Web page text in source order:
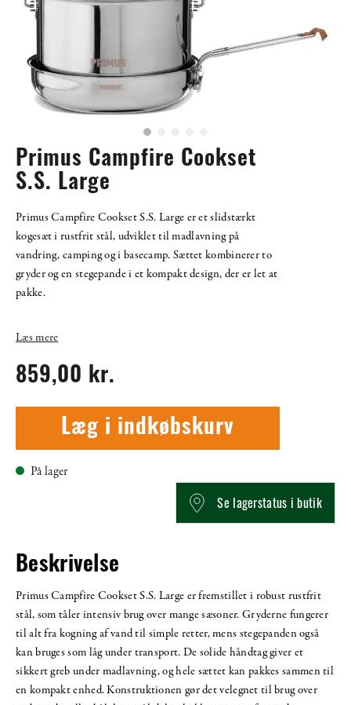
Primus Campfire Cookset
S.S. Large
Primus Campfire Cookset S.S. Large er et slidstærkt
kogesæt i rustfrit stål, udviklet til madlavning på
vandring, camping og i basecamp. Sættet kombinerer to
gryder og en stegepande i et kompakt design, der er let at
pakke.
Læs mere
859,00 kr.
Læg i indkøbskurv
På lager
Se lagerstatus i butik
Beskrivelse
Primus Campfire Cookset S.S. Large er fremstillet i robust rustfrit
stål, som tåler intensiv brug over mange sæsoner. Gryderne fungerer
til alt fra kogning af vand til simple retter, mens stegepanden også
kan bruges som låg under transport. De solide håndtag giver et
sikkert greb under madlavning, og hele sættet kan pakkes sammen til
en kompakt enhed. Konstruktionen gør det velegnet til brug over